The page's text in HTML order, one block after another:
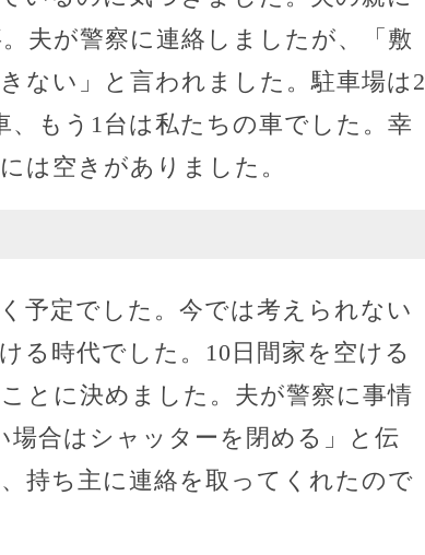
夫が警察に連絡しましたが、「敷
ない」と言われました。駐車場は2
もう1台は私たちの車でした。幸
は空きがありました。
予定でした。今では考えられない
る時代でした。10日間家を空ける
とに決めました。夫が警察に事情
場合はシャッターを閉める」と伝
持ち主に連絡を取ってくれたので